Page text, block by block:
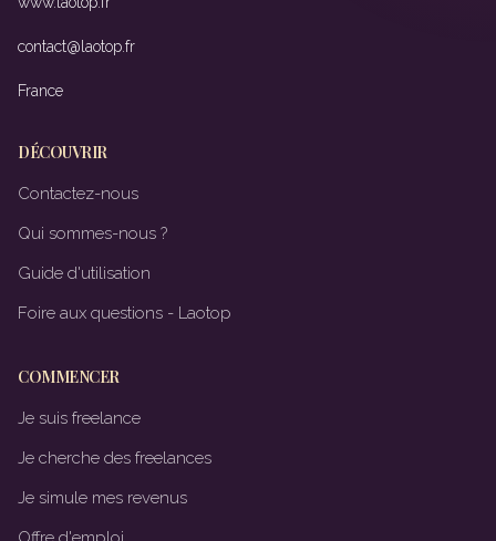
contact@laotop.fr
France
DÉCOUVRIR
Contactez-nous
Qui sommes-nous ?
Guide d'utilisation
Foire aux questions - Laotop
COMMENCER
Je suis freelance
Je cherche des freelances
Je simule mes revenus